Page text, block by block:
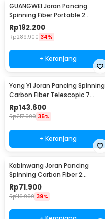
GUANGWEI Joran Pancing
Spinning Fiber Portable 2
Section 1.27M - DZZH-1
Rp192.200
Rp289.900 34%
+ Keranjang
Yong Yi Joran Pancing Spinning
Carbon Fiber Telescopic 7
Section 2.4M - LF9-07
Rp143.600
Rp217.900 35%
+ Keranjang
Kabinwang Joran Pancing
Spinning Carbon Fiber 2
Section 2.1M 2.1M - KB361
Rp71.900
Rp116.900 39%